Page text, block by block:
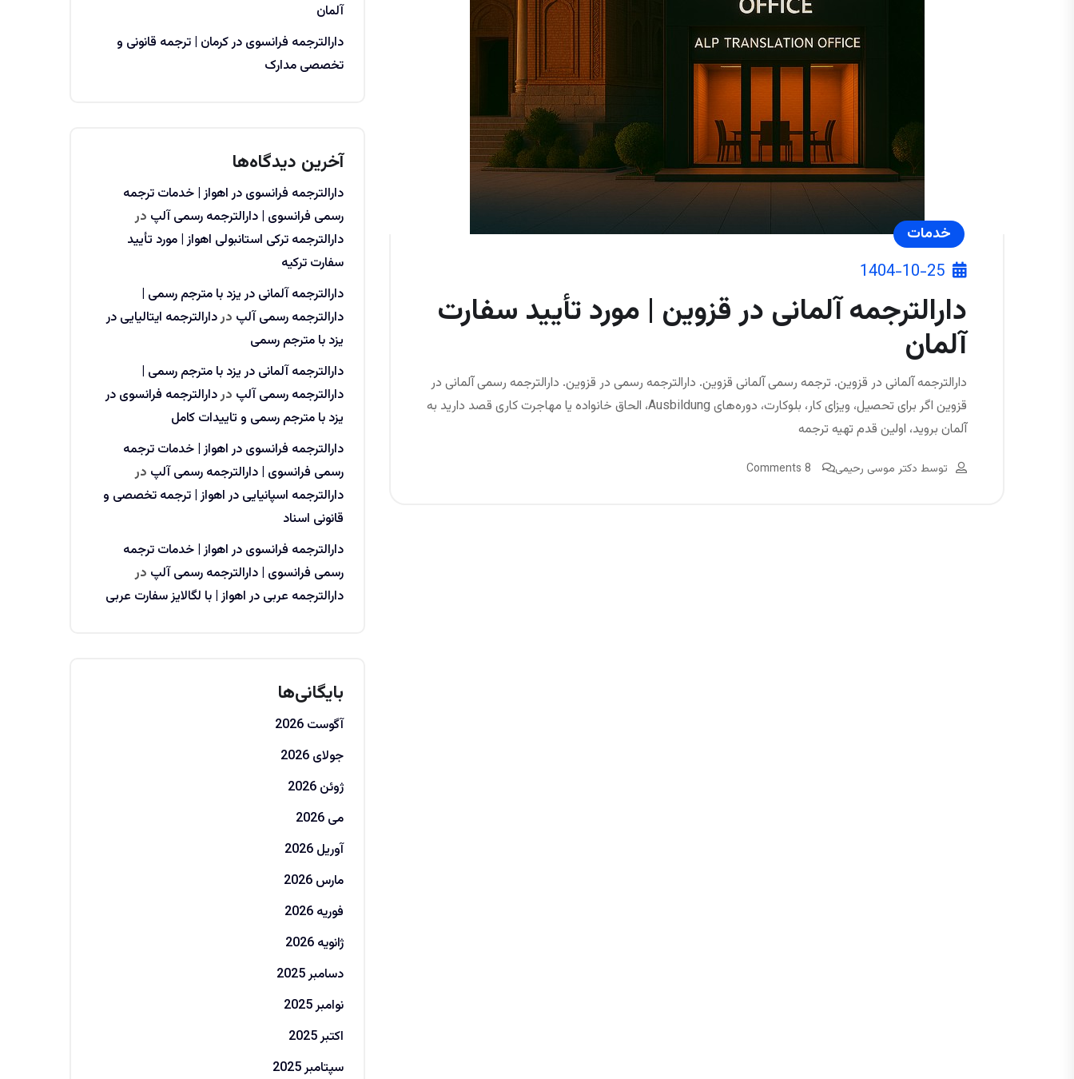
خدمات
1404-10-25
دارالترجمه آلمانی در قزوین | مورد تأیید سفارت
آلمان
دارالترجمه آلمانی در قزوین. ترجمه رسمی آلمانی قزوین. دارالترجمه رسمی در قزوین. دارالترجمه رسمی آلمانی در
قزوین اگر برای تحصیل، ویزای کار، بلوکارت، دوره‌های Ausbildung، الحاق خانواده یا مهاجرت کاری قصد دارید به
آلمان بروید، اولین قدم تهیه ترجمه
توسط دکتر موسی رحیمی 8 Comments
آلمان
دارالترجمه فرانسوی در کرمان | ترجمه قانونی و
تخصصی مدارک
آخرین دیدگاه‌ها
دارالترجمه فرانسوی در اهواز | خدمات ترجمه
رسمی فرانسوی | دارالترجمه رسمی آلپ در
دارالترجمه ترکی استانبولی اهواز | مورد تأیید
سفارت ترکیه
دارالترجمه آلمانی در یزد با مترجم رسمی |
دارالترجمه رسمی آلپ دردارالترجمه ایتالیایی در
یزد با مترجم رسمی
دارالترجمه آلمانی در یزد با مترجم رسمی |
دارالترجمه رسمی آلپ دردارالترجمه فرانسوی در
یزد با مترجم رسمی و تاییدات کامل
دارالترجمه فرانسوی در اهواز | خدمات ترجمه
رسمی فرانسوی | دارالترجمه رسمی آلپ در
دارالترجمه اسپانیایی در اهواز | ترجمه تخصصی و
قانونی اسناد
دارالترجمه فرانسوی در اهواز | خدمات ترجمه
رسمی فرانسوی | دارالترجمه رسمی آلپ در
دارالترجمه عربی در اهواز | با لگالایز سفارت عربی
بایگانی‌ها
آگوست 2026
جولای 2026
ژوئن 2026
می 2026
آوریل 2026
مارس 2026
فوریه 2026
ژانویه 2026
دسامبر 2025
نوامبر 2025
اکتبر 2025
سپتامبر 2025